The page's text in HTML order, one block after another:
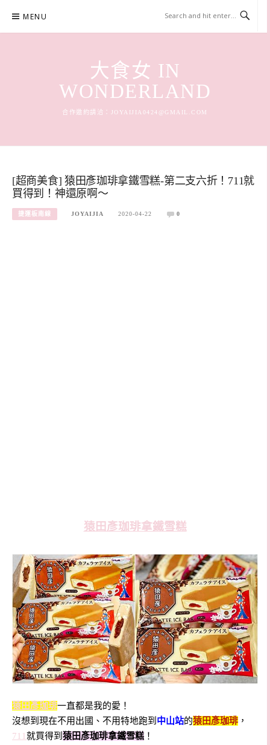
content
MENU
大食女 IN
WONDERLAND
合作邀約請洽： JOYAIJIA0424@GMAIL.COM
[超商美食] 猿田彥珈琲拿鐵雪糕-第二支六折！711就
買得到！神還原啊～
捷運板南線 JOYAIJIA 2020-04-22 0
猿田彥珈琲拿鐵雪糕
猿田彥珈琲一直都是我的愛！
沒想到現在不用出國、不用特地跑到 中山站的猿田彥珈琲 ，
711就買得到 猿田彥珈琲拿鐵雪糕 ！